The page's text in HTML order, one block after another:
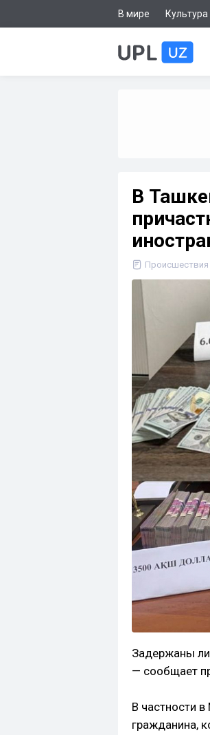
В мире Культура
В
Происшествия
Задержаны
— сообщает
В частности
гражданина,